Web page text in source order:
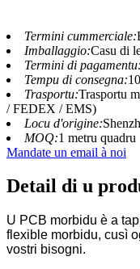
Termini cummerciale:
Imballaggio:Casu di
Termini di pagamentu:
Tempu di consegna:
Trasportu:Trasportu
/ FEDEX / EMS)
Locu d'origine:
MOQ:1 metru quadru
Mandate un email à noi
Detail di u
U PCB morbidu è a
flexible morbidu, cusì
vostri bisogni.